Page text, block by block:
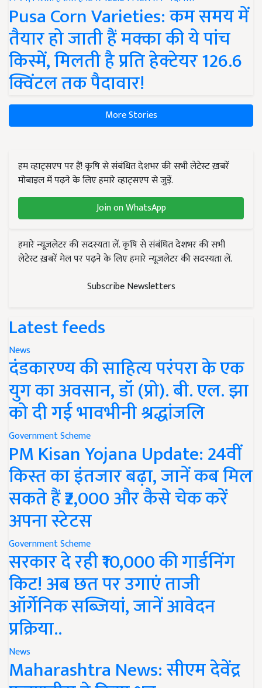
Pusa Corn Varieties: कम समय में
तैयार हो जाती हैं मक्का की ये पांच
किस्में, मिलती है प्रति हेक्टेयर 126.6
क्विंटल तक पैदावार!
More Stories
हम व्हाट्सएप पर हैं! कृषि से संबंधित देशभर की सभी लेटेस्ट ख़बरें
मोबाइल में पढ़ने के लिए हमारे व्हाट्सएप से जुड़ें.
Join on WhatsApp
हमारे न्यूज़लेटर की सदस्यता लें. कृषि से संबंधित देशभर की सभी
लेटेस्ट ख़बरें मेल पर पढ़ने के लिए हमारे न्यूज़लेटर की सदस्यता लें.
Subscribe Newsletters
Latest feeds
News
दंडकारण्य की साहित्य परंपरा के एक
युग का अवसान, डॉ (प्रो). बी. एल. झा
को दी गई भावभीनी श्रद्धांजलि
Government Scheme
PM Kisan Yojana Update: 24वीं
किस्त का इंतजार बढ़ा, जानें कब मिल
सकते हैं ₹2,000 और कैसे चेक करें
अपना स्टेटस
Government Scheme
सरकार दे रही ₹10,000 की गार्डनिंग
किट! अब छत पर उगाएं ताजी
ऑर्गेनिक सब्जियां, जानें आवेदन
प्रक्रिया..
News
Maharashtra News: सीएम देवेंद्र